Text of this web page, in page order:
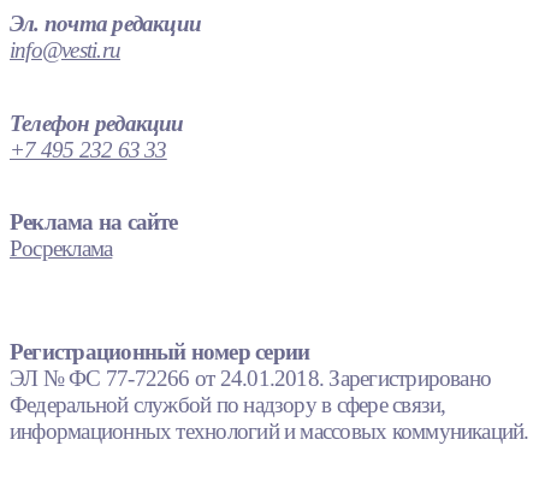
Эл. почта редакции
info@vesti.ru
Телефон редакции
+7 495 232 63 33
Реклама на сайте
Росреклама
Регистрационный номер серии
ЭЛ № ФС 77-72266 от 24.01.2018. Зарегистрировано
Федеральной службой по надзору в сфере связи,
информационных технологий и массовых коммуникаций.